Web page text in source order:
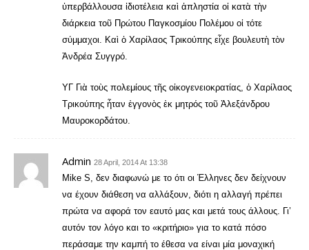
ὐπερβάλλουσα ἰδιοτέλεια καὶ ἀπληστία οἱ κατὰ τὴν
διάρκεια τοῦ Πρώτου Παγκοσμίου Πολέμου οἱ τότε
σύμμαχοι. Καὶ ὁ Χαρίλαος Τρικούπης εἶχε βουλευτὴ τὸν
Ἀνδρέα Συγγρό.
ΥΓ Γιὰ τοὺς πολεμίους τῆς οἰκογενειοκρατίας, ὁ Χαρίλαος
Τρικούπης ἧταν ἐγγονὸς ἐκ μητρός τοῦ Ἀλεξάνδρου
Μαυροκορδάτου.
Admin 28 April, 2014 At 13:38
Mike S, δεν διαφωνώ με το ότι οι Έλληνες δεν δείχνουν
να έχουν διάθεση να αλλάξουν, διότι η αλλαγή πρέπει
πρώτα να αφορά τον εαυτό μας και μετά τους άλλους. Γι’
αυτόν τον λόγο και το «κριτήριο» για το κατά πόσο
περάσαμε την καμπή το έθεσα να είναι μία μοναχική